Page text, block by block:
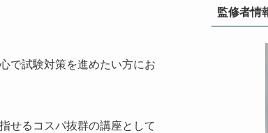
で試験対策を進めたい方にお
せるコスパ抜群の講座として
監修者情